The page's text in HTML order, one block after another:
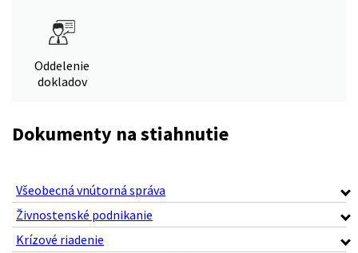
Oddelenie
dokladov
Dokumenty na stiahnutie
Všeobecná vnútorná správa
Živnostenské podnikanie
Krízové riadenie